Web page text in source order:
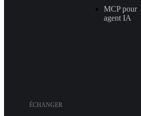
MCP pour
agent IA
ÉCHANGER